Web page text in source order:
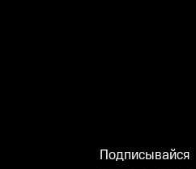
Подписывайся